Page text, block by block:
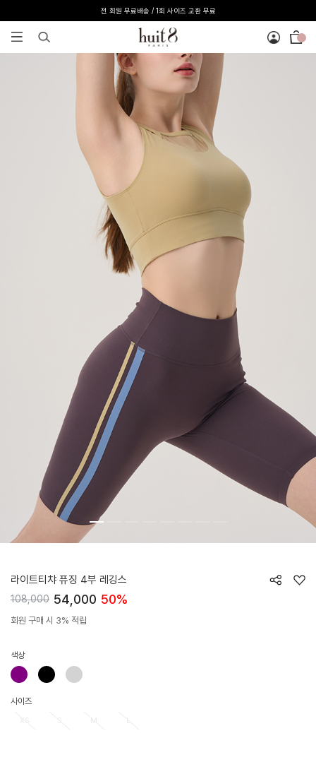
[온라인 익스클루시브] 온라인 회원 단독 40%
라이트티챠 퓨징 4부 레깅스
108,000 54,000 50%
회원 구매 시 3% 적립
색상
사이즈